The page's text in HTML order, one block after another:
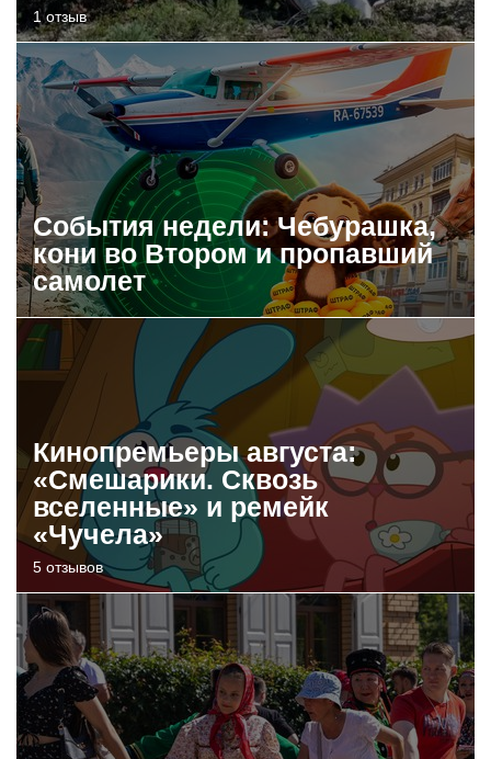
1 отзыв
События недели: Чебурашка,
кони во Втором и пропавший
самолет
Кинопремьеры августа:
«Смешарики. Сквозь
вселенные» и ремейк
«Чучела»
5 отзывов